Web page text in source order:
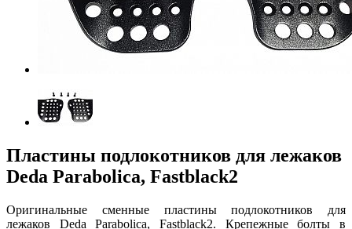
Пластины подлокотников для лежаков
Deda Parabolica, Fastblack2
Оригинальные сменные пластины подлокотников для
лежаков Deda Parabolica, Fastblack2. Крепежные болты в